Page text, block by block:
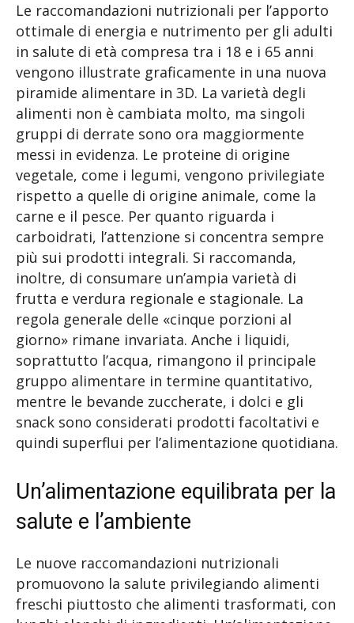
Le raccomandazioni nutrizionali per l’apporto
ottimale di energia e nutrimento per gli adulti
in salute di età compresa tra i 18 e i 65 anni
vengono illustrate graficamente in una nuova
piramide alimentare in 3D. La varietà degli
alimenti non è cambiata molto, ma singoli
gruppi di derrate sono ora maggiormente
messi in evidenza. Le proteine di origine
vegetale, come i legumi, vengono privilegiate
rispetto a quelle di origine animale, come la
carne e il pesce. Per quanto riguarda i
carboidrati, l’attenzione si concentra sempre
più sui prodotti integrali. Si raccomanda,
inoltre, di consumare un’ampia varietà di
frutta e verdura regionale e stagionale. La
regola generale delle «cinque porzioni al
giorno» rimane invariata. Anche i liquidi,
soprattutto l’acqua, rimangono il principale
gruppo alimentare in termine quantitativo,
mentre le bevande zuccherate, i dolci e gli
snack sono considerati prodotti facoltativi e
quindi superflui per l’alimentazione quotidiana.
Un’alimentazione equilibrata per la
salute e l’ambiente
Le nuove raccomandazioni nutrizionali
promuovono la salute privilegiando alimenti
freschi piuttosto che alimenti trasformati, con